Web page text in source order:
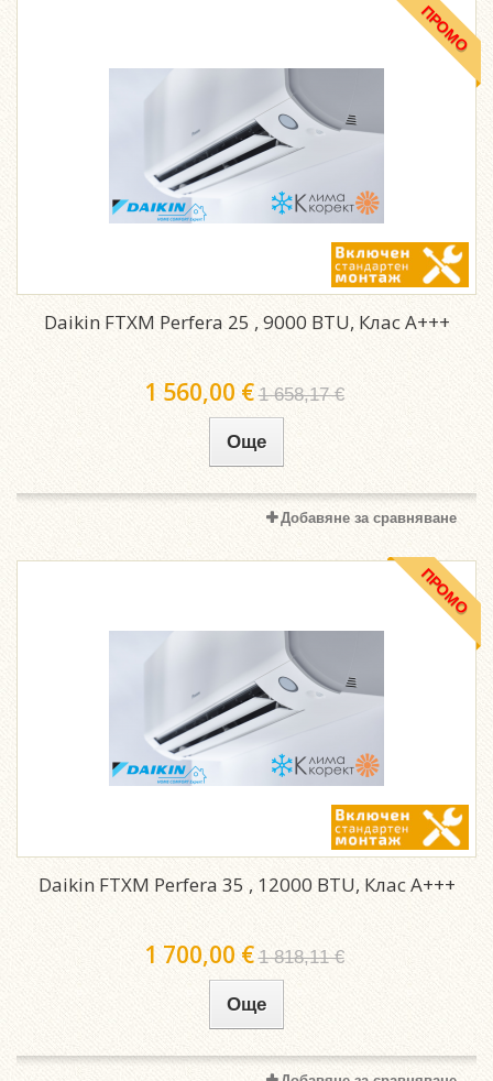
ПРОМО
Daikin FTXM Perfera 25 , 9000 BTU, Клас A+++
1 560,00 € 1 658,17 €
Още
Добавяне за сравняване
ПРОМО
Daikin FTXM Perfera 35 , 12000 BTU, Клас A+++
1 700,00 € 1 818,11 €
Още